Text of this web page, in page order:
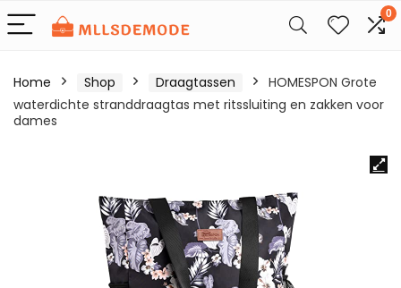
0
Home Shop Draagtassen
HOMESPON Grote
waterdichte stranddraagtas met ritssluiting en zakken voor
dames